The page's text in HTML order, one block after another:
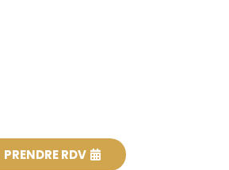
PRENDRE RDV